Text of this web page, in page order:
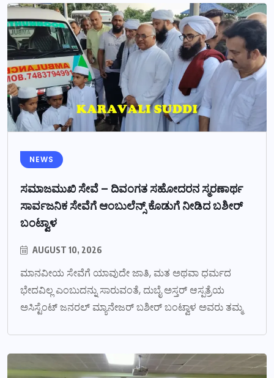
NEWS
ಸಮಾಜಮುಖಿ ಸೇವೆ – ದಿವಂಗತ ಸಹೋದರನ ಸ್ಮರಣಾರ್ಥ
ಸಾರ್ವಜನಿಕ ಸೇವೆಗೆ ಆಂಬುಲೆನ್ಸ್ ಕೊಡುಗೆ ನೀಡಿದ ಬಶೀರ್
ಬಂಟ್ವಾಳ
AUGUST 10, 2026
ಮಾನವೀಯ ಸೇವೆಗೆ ಯಾವುದೇ ಜಾತಿ, ಮತ ಅಥವಾ ಧರ್ಮದ
ಭೇದವಿಲ್ಲ ಎಂಬುದನ್ನು ಸಾರುವಂತೆ, ದುಬೈ ಅಸ್ತರ್ ಆಸ್ಪತ್ರೆಯ
ಅಸಿಸ್ಟೆಂಟ್ ಜನರಲ್ ಮ್ಯಾನೇಜರ್ ಬಶೀರ್ ಬಂಟ್ವಾಳ ಅವರು ತಮ್ಮ